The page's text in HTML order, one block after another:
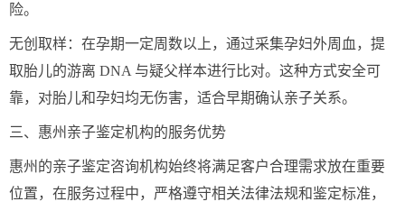
险。
无创取样：在孕期一定周数以上，通过采集孕妇外周血，提
取胎儿的游离 DNA 与疑父样本进行比对。这种方式安全可
靠，对胎儿和孕妇均无伤害，适合早期确认亲子关系。
三、惠州亲子鉴定机构的服务优势
惠州的亲子鉴定咨询机构始终将满足客户合理需求放在重要
位置，在服务过程中，严格遵守相关法律法规和鉴定标准，